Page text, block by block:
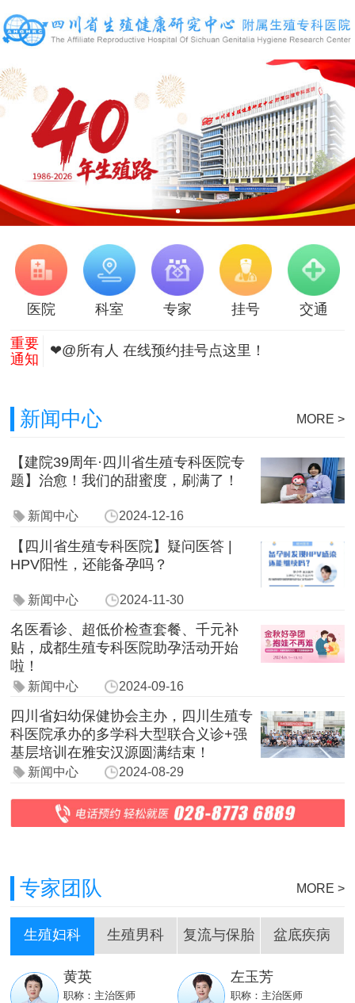
医院 科室 专家 挂号 交通
重要
通知
❤@所有人 在线预约挂号点这里！
新闻中心 MORE >
【建院39周年·四川省生殖专科医院专
题】治愈！我们的甜蜜度，刷满了！
新闻中心 2024-12-16
【四川省生殖专科医院】疑问医答 |
HPV阳性，还能备孕吗？
新闻中心 2024-11-30
名医看诊、超低价检查套餐、千元补
贴，成都生殖专科医院助孕活动开始
啦！
新闻中心 2024-09-16
四川省妇幼保健协会主办，四川生殖专
科医院承办的多学科大型联合义诊+强
基层培训在雅安汉源圆满结束！
新闻中心 2024-08-29
专家团队 MORE >
生殖妇科 生殖男科 复流与保胎 盆底疾病
黄英
职称：主治医师
左玉芳
职称：主治医师
刘嵩
职称：主治医师
岳成堂
职称：主治医师